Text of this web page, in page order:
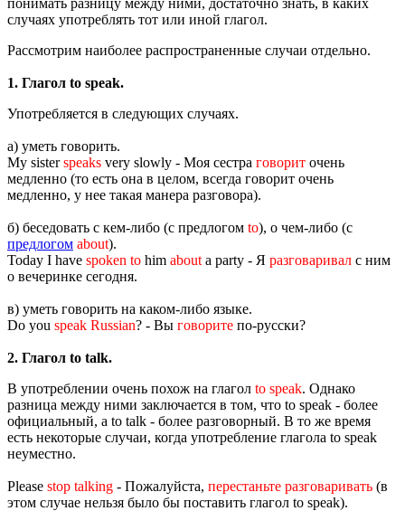
случаях употреблять тот или иной глагол.
Рассмотрим наиболее распространенные случаи отдельно.
1. Глагол to speak.
Употребляется в следующих случаях.
а) уметь говорить.
My sisterspeaks very slowly - Моя сестра говорит очень
медленно (то есть она в целом, всегда говорит очень
медленно, у нее такая манера разговора).
б) беседовать с кем-либо (с предлогом to), о чем-либо (с
предлогом about).
Today I have spoken to him about a party - Я разговаривал с ним
о вечеринке сегодня.
в) уметь говорить на каком-либо языке.
Do you speak Russian? - Вы говорите по-русски?
2. Глагол to talk.
В употреблении очень похож на глагол to speak. Однако
разница между ними заключается в том, что to speak - более
официальный, а to talk - более разговорный. В то же время
есть некоторые случаи, когда употребление глагола to speak
неуместно.
Please stop talking - Пожалуйста, перестаньте разговаривать (в
этом случае нельзя было бы поставить глагол to speak).